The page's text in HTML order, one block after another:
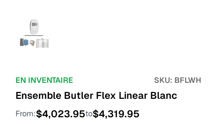
EN INVENTAIRE SKU: BFLWH
Ensemble Butler Flex Linear Blanc
From:$4,023.95to$4,319.95